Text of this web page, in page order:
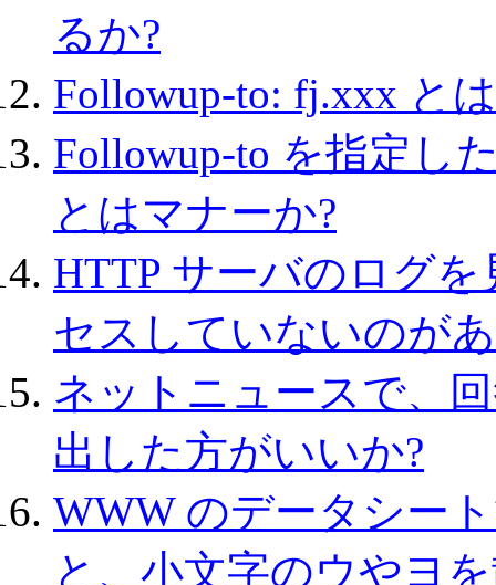
るか?
Followup-to: fj.xxx と
Followup-to を指定し
とはマナーか?
HTTP サーバのログ
セスしていないのが
ネットニュースで、
出した方がいいか?
WWW のデータシー
と、小文字のウやヨ